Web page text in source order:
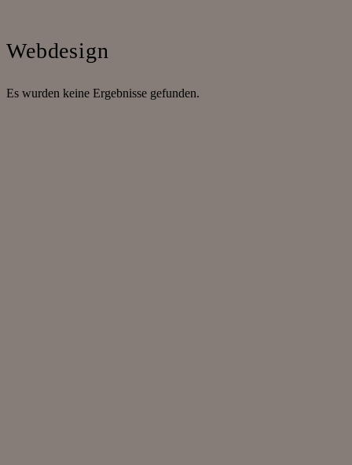
Webdesign
Es wurden keine Ergebnisse gefunden.